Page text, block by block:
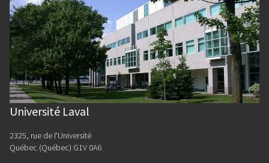
Université Laval
2325, rue de l'Université
Québec (Québec) G1V 0A6